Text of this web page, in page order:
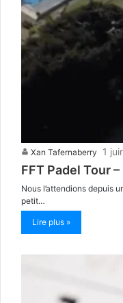
Xan Tafernaberry 1
FFT Padel Tour
Nous l’attendions depuis
petit…
Lire plus »